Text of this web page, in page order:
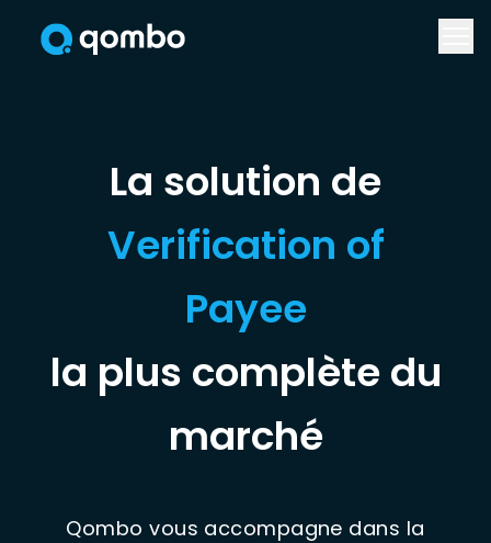
Verification of
Payee
la plus complète du
marché
Qombo vous accompagne dans la